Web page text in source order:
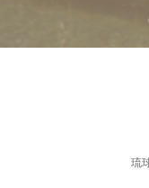
琉